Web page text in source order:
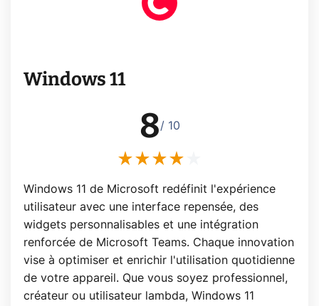
Windows 11
8/ 10
Windows 11 de Microsoft redéfinit l'expérience
utilisateur avec une interface repensée, des
widgets personnalisables et une intégration
renforcée de Microsoft Teams. Chaque innovation
vise à optimiser et enrichir l'utilisation quotidienne
de votre appareil. Que vous soyez professionnel,
créateur ou utilisateur lambda, Windows 11